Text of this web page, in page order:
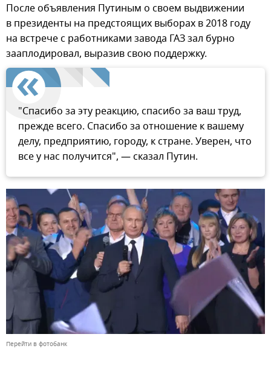
После объявления Путиным о своем выдвижении
в президенты на предстоящих выборах в 2018 году
на встрече с работниками завода ГАЗ зал бурно
зааплодировал, выразив свою поддержку.
"Спасибо за эту реакцию, спасибо за ваш труд,
прежде всего. Спасибо за отношение к вашему
делу, предприятию, городу, к стране. Уверен, что
все у нас получится", — сказал Путин.
Перейти в фотобанк